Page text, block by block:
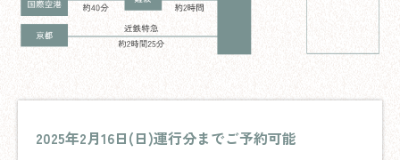
2025年2月16日(日)運行分までご予約可能